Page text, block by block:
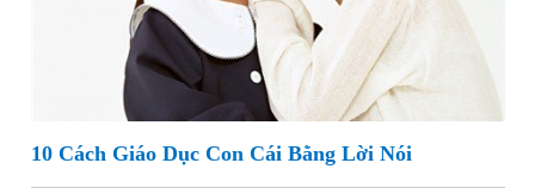
10 Cách Giáo Dục Con Cái Bằng Lời Nói